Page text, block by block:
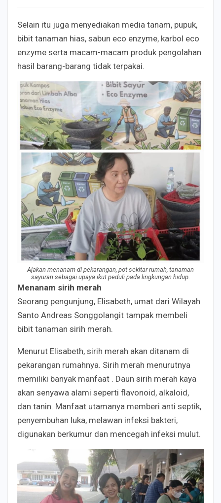
Selain itu juga menyediakan media tanam, pupuk,
bibit tanaman hias, sabun eco enzyme, karbol eco
enzyme serta macam-macam produk pengolahan
hasil barang-barang tidak terpakai.
Ajakan menanam di pekarangan, pot sekitar rumah, tanaman
sayuran sebagai upaya ikut peduli pada lingkungan hidup.
Menanam sirih merah
Seorang pengunjung, Elisabeth, umat dari Wilayah
Santo Andreas Songgolangit tampak membeli
bibit tanaman sirih merah.
Menurut Elisabeth, sirih merah akan ditanam di
pekarangan rumahnya. Sirih merah menurutnya
memiliki banyak manfaat . Daun sirih merah kaya
akan senyawa alami seperti flavonoid, alkaloid,
dan tanin. Manfaat utamanya memberi anti septik,
penyembuhan luka, melawan infeksi bakteri,
digunakan berkumur dan mencegah infeksi mulut.